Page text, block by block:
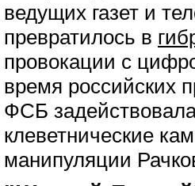
ведущих газет и
превратилось в
провокации с
время российских
ФСБ
клеветнические
манипуляции